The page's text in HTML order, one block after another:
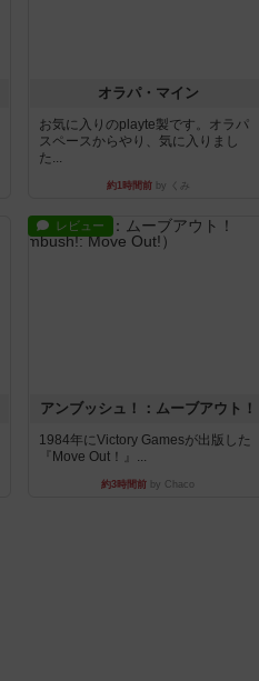
オラパ・マイン
お気に入りのplayte製です。オラパ
スペースからやり、気に入りまし
た...
約1時間前by くみ
レビュー
アンブッシュ！：ムーブアウト！
1984年にVictory Gamesが出版した
『Move Out！』...
約3時間前 by Chaco